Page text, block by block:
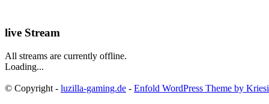
live Stream
All streams are currently offline.
Loading...
© Copyright - luzilla-gaming.de - Enfold WordPress Theme by Kriesi